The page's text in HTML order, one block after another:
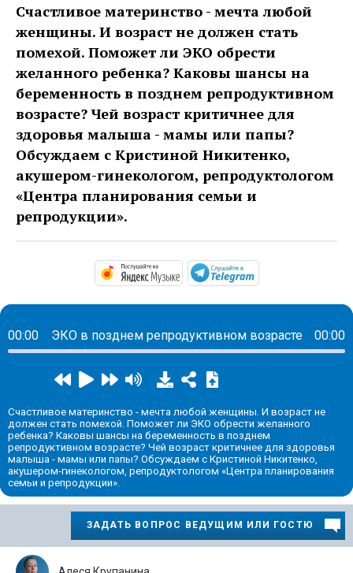
Счастливое материнство - мечта любой
женщины. И возраст не должен стать
помехой. Поможет ли ЭКО обрести
желанного ребенка? Каковы шансы на
беременность в позднем репродуктивном
возрасте? Чей возраст критичнее для
здоровья малыша - мамы или папы?
Обсуждаем с Кристиной Никитенко,
акушером-гинекологом, репродуктологом
«Центра планирования семьи и
репродукции».
https://music.yandex.ru/
00:00 ЭКО в позднем репродуктивном возрасте 00:00
Счастливое материнство - мечта любой женщины. И возраст не
должен стать помехой. Поможет ли ЭКО обрести желанного
ребенка? Каковы шансы на беременность в позднем
репродуктивном возрасте? Чей возраст критичнее для здоровья
малыша - мамы или папы? Обсуждаем с Кристиной Никитенко,
акушером-гинекологом, репродуктологом «Центра планирования
семьи и репродукции».
ЗАДАТЬ ВОПРОС ВЕДУЩИМ ИЛИ ГОСТЮ